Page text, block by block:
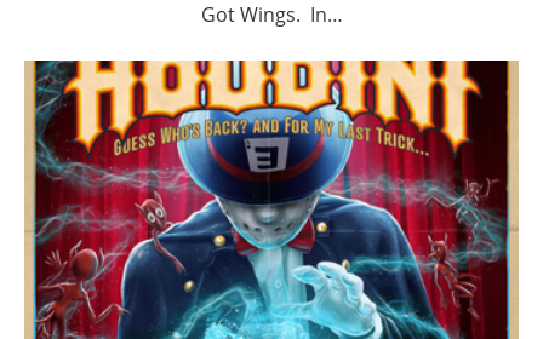
Got Wings. In…